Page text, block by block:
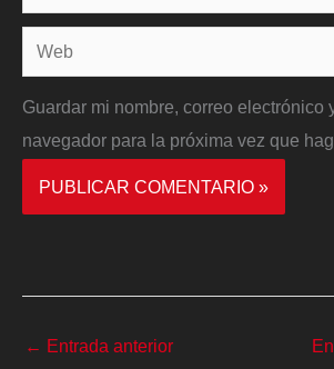
electrónico*
Web
Guardar mi nombre, correo electrónico
navegador para la próxima vez que
← Entrada anterior